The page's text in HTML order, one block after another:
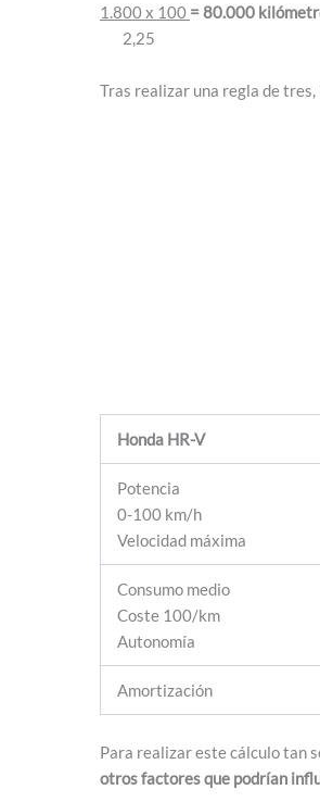
1.800 x 100 = 80.000
2,25
Tras realizar una regla de
Honda HR-V
Potencia
0-100 km/h
Velocidad máxima
Consumo medio
Coste 100/km
Autonomía
Amortización
Para realizar este cálculo tan
otros factores que podrían